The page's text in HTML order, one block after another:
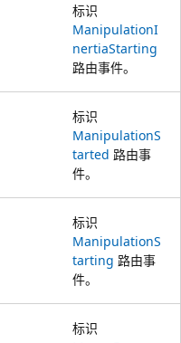
标识
ManipulationI
nertiaStarting
路由事件。
标识
ManipulationS
tarted 路由事
件。
标识
ManipulationS
tarting 路由事
件。
标识